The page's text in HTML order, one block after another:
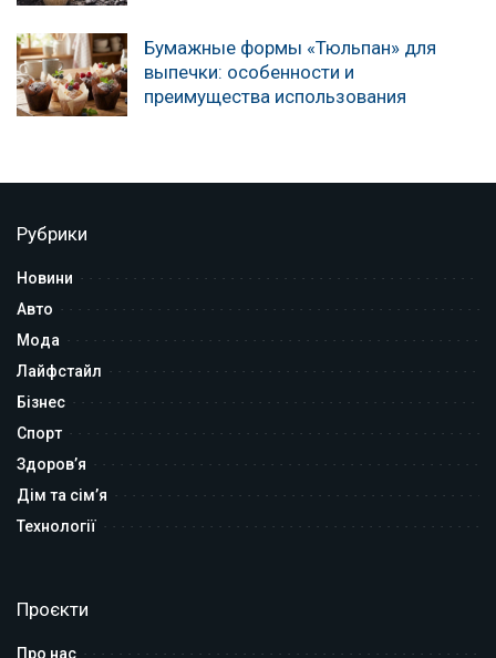
Бумажные формы «Тюльпан» для
выпечки: особенности и
преимущества использования
Рубрики
Новини
Авто
Мода
Лайфстайл
Бізнес
Спорт
Здоров’я
Дім та сім’я
Технології
Проєкти
Про нас